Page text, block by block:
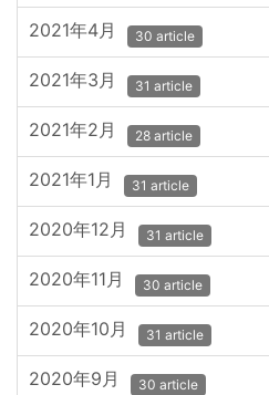
2021年4月 30 article
2021年3月 31 article
2021年2月 28 article
2021年1月 31 article
2020年12月 31 article
2020年11月 30 article
2020年10月 31 article
2020年9月 30 article